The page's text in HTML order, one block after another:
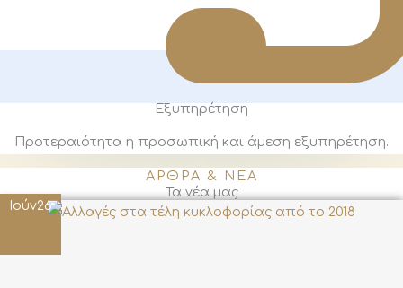
Εξυπηρέτηση
Προτεραιότητα η προσωπική και άμεση εξυπηρέτηση.
ΑΡΘΡΑ & ΝΕΑ
Τα νέα μας
Ιούν26